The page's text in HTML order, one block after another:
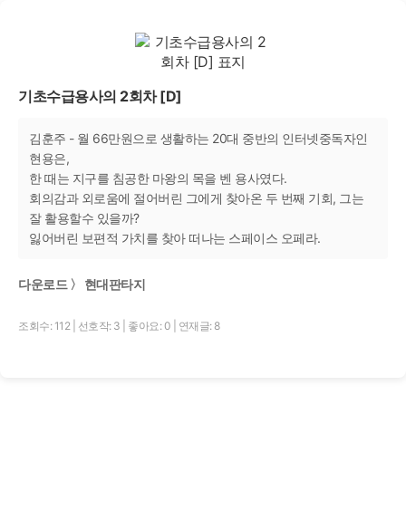
기초수급용사의 2회차 [D]
김훈주 - 월 66만원으로 생활하는 20대 중반의 인터넷중독자인
현용은,
한 때는 지구를 침공한 마왕의 목을 벤 용사였다.
회의감과 외로움에 절어버린 그에게 찾아온 두 번째 기회, 그는
잘 활용할수 있을까?
잃어버린 보편적 가치를 찾아 떠나는 스페이스 오페라.
다운로드 〉 현대판타지
조회수: 112 선호작: 3 좋아요: 0 연재글: 8